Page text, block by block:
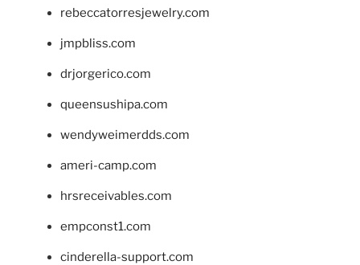
rebeccatorresjewelry.com
jmpbliss.com
drjorgerico.com
queensushipa.com
wendyweimerdds.com
ameri-camp.com
hrsreceivables.com
empconst1.com
cinderella-support.com